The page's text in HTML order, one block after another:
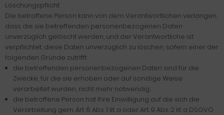
Löschungspflicht
Die betroffene Person kann von dem Verantwortlichen verlangen,
dass die sie betreffenden personenbezogenen Daten
unverzüglich gelöscht werden, und der Verantwortliche ist
verpflichtet, diese Daten unverzüglich zu löschen, sofern einer der
folgenden Gründe zutrifft:
die betreffenden personenbezogenen Daten sind für die
Zwecke, für die sie erhoben oder auf sonstige Weise
verarbeitet wurden, nicht mehr notwendig;
die betroffene Person hat Ihre Einwilligung auf die sich die
Verarbeitung gem. Art. 6 Abs. 1 lit. a oder Art. 9 Abs. 2 lit. a DSGVO